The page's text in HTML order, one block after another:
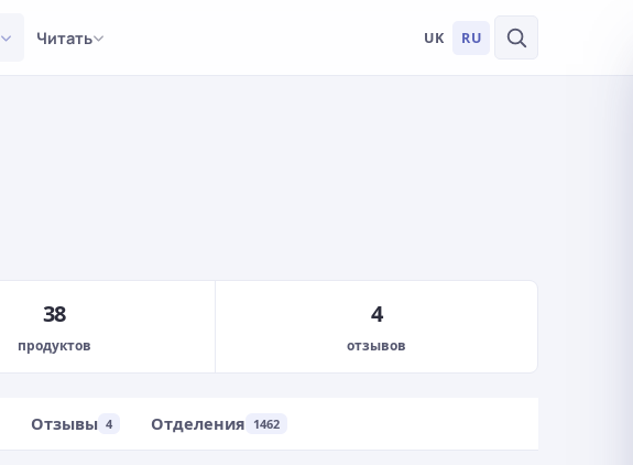
Читать UK RU
38
продуктов
4
отзывов
Отзывы 4 Отделения 1462